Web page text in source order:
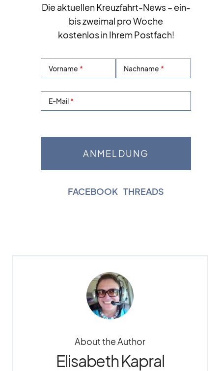
Die aktuellen Kreuzfahrt-News – ein-
bis zweimal pro Woche
kostenlos in Ihrem Postfach!
Vorname Nachname
E-Mail
FACEBOOK THREADS
About the Author
Elisabeth Kapral